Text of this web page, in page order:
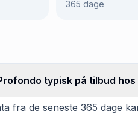
365 dage
typisk på tilbud hos
fra de seneste 365 dage